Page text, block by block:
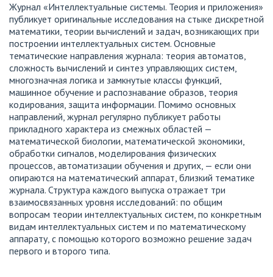
Журнал «Интеллектуальные системы. Теория и приложения»
публикует оригинальные исследования на стыке дискретной
математики, теории вычислений и задач, возникающих при
построении интеллектуальных систем. Основные
тематические направления журнала: теория автоматов,
сложность вычислений и синтез управляющих систем,
многозначная логика и замкнутые классы функций,
машинное обучение и распознавание образов, теория
кодирования, защита информации. Помимо основных
направлений, журнал регулярно публикует работы
прикладного характера из смежных областей —
математической биологии, математической экономики,
обработки сигналов, моделирования физических
процессов, автоматизации обучения и других, — если они
опираются на математический аппарат, близкий тематике
журнала. Структура каждого выпуска отражает три
взаимосвязанных уровня исследований: по общим
вопросам теории интеллектуальных систем, по конкретным
видам интеллектуальных систем и по математическому
аппарату, с помощью которого возможно решение задач
первого и второго типа.